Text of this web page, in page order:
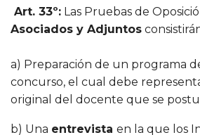
Art. 33º: Las Pruebas de
Asociados y Adjuntos
a) Preparación de un programa
concurso, el cual debe
original del docente que se
b) Una entrevista en la que los